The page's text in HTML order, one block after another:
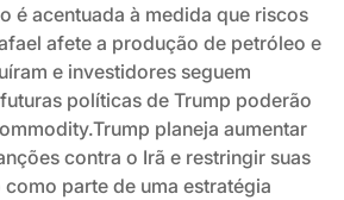
é acentuada à medida que riscos
afete a produção de petróleo e
e investidores seguem
políticas de Trump poderão
planeja aumentar
contra o Irã e restringir suas
parte de uma estratégia